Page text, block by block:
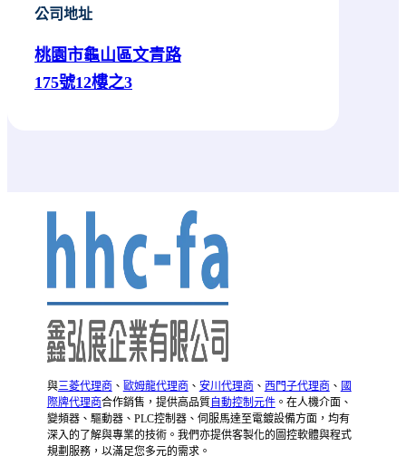
公司地址
桃園市龜山區文青路
175號12樓之3
與三菱代理商、 歐姆龍代理商、 安川代理商、 西門子代理商、 國
際牌代理商合作銷售，提供高品質自動控制元件。在人機介面、
變頻器、驅動器、PLC控制器、伺服馬達至電鍍設備方面，均有
深入的了解與專業的技術。我們亦提供客製化的圖控軟體與程式
規劃服務，以滿足您多元的需求。